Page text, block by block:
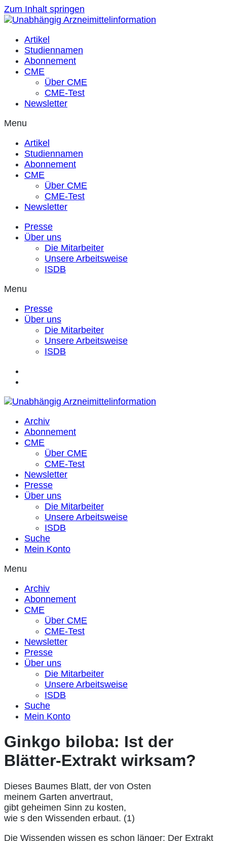
Zum Inhalt springen
Artikel
Studiennamen
Abonnement
CME
Über CME
CME-Test
Newsletter
Menu
Artikel
Studiennamen
Abonnement
CME
Über CME
CME-Test
Newsletter
Presse
Über uns
Die Mitarbeiter
Unsere Arbeitsweise
ISDB
Menu
Presse
Über uns
Die Mitarbeiter
Unsere Arbeitsweise
ISDB
Archiv
Abonnement
CME
Über CME
CME-Test
Newsletter
Presse
Über uns
Die Mitarbeiter
Unsere Arbeitsweise
ISDB
Suche
Mein Konto
Menu
Archiv
Abonnement
CME
Über CME
CME-Test
Newsletter
Presse
Über uns
Die Mitarbeiter
Unsere Arbeitsweise
ISDB
Suche
Mein Konto
Ginkgo biloba: Ist der
Blätter-Extrakt wirksam?
Dieses Baumes Blatt, der von Osten
meinem Garten anvertraut,
gibt geheimen Sinn zu kosten,
wie s den Wissenden erbaut. (1)
Die Wissenden wissen es schon länger: Der Extrakt